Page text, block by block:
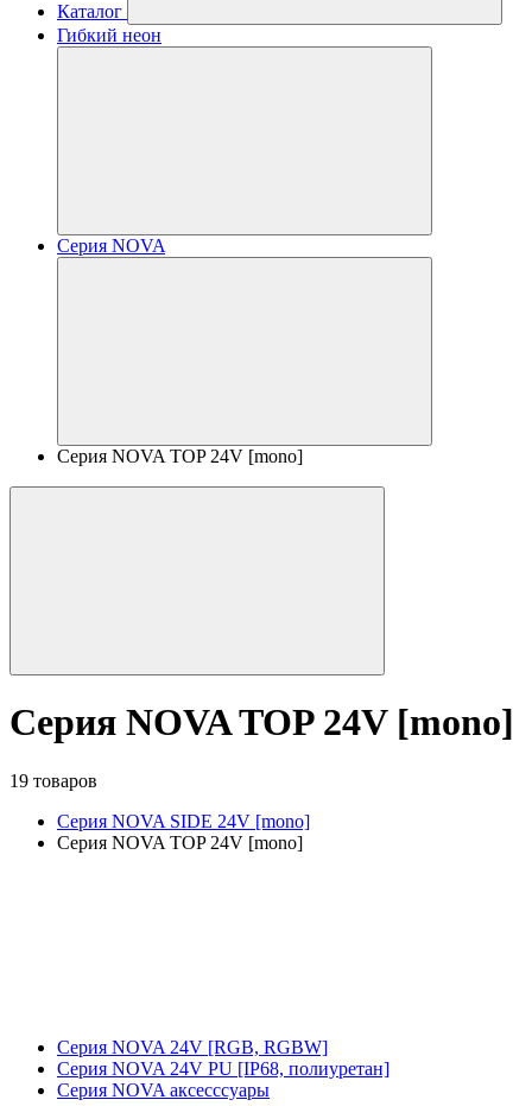
Каталог
Гибкий неон
Серия NOVA
Серия NOVA TOP 24V [mono]
Серия NOVA TOP 24V [mono]
19 товаров
Серия NOVA SIDE 24V [mono]
Серия NOVA TOP 24V [mono]
Серия NOVA 24V [RGB, RGBW]
Серия NOVA 24V PU [IP68, полиуретан]
Серия NOVA аксесссуары